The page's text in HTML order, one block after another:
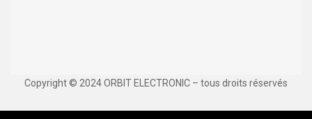
Copyright © 2024 ORBIT ELECTRONIC – tous droits réservés